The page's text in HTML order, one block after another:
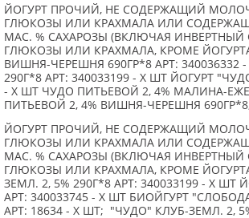
ЙОГУРТ ПРОЧИЙ, НЕ СОДЕРЖАЩИЙ
ГЛЮКОЗЫ ИЛИ КРАХМАЛА ИЛИ
МАС. % САХАРОЗЫ (ВКЛЮЧАЯ
ГЛЮКОЗЫ ИЛИ КРАХМАЛА, КРОМЕ
ВИШНЯ-ЧЕРЕШНЯ 690ГР*8 АРТ:
290Г*8 АРТ: 340033199 - X ШТ ЙОГУРТ
- X ШТ ЧУДО ПИТЬЕВОЙ 2, 4% МАЛИНА-
ПИТЬЕВОЙ 2, 4% ВИШНЯ-ЧЕРЕШНЯ
ЙОГУРТ ПРОЧИЙ, НЕ СОДЕРЖАЩИЙ
ГЛЮКОЗЫ ИЛИ КРАХМАЛА ИЛИ
МАС. % САХАРОЗЫ (ВКЛЮЧАЯ
ГЛЮКОЗЫ ИЛИ КРАХМАЛА, КРОМЕ
ЗЕМЛ. 2, 5% 290Г*8 АРТ: 340033199 - X
АРТ: 340033745 - X ШТ БИОЙГУРТ
АРТ: 18634 - X ШТ; "ЧУДО" КЛУБ-ЗЕМЛ. 2,